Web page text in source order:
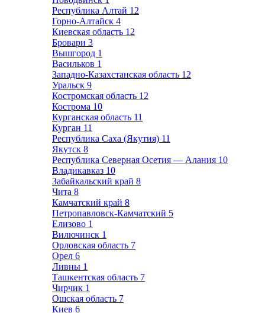
Республика Алтай 12
Горно-Алтайск 4
Киевская область 12
Бровари 3
Вышгород 1
Васильков 1
Западно-Казахстанская область 12
Уральск 9
Костромская область 12
Кострома 10
Курганская область 11
Курган 11
Республика Саха (Якутия) 11
Якутск 8
Республика Северная Осетия — Алания 10
Владикавказ 10
Забайкальский край 8
Чита 8
Камчатский край 8
Петропавловск-Камчатский 5
Елизово 1
Вилючинск 1
Орловская область 7
Орел 6
Ливны 1
Ташкентская область 7
Чирчик 1
Ошская область 7
Киев 6